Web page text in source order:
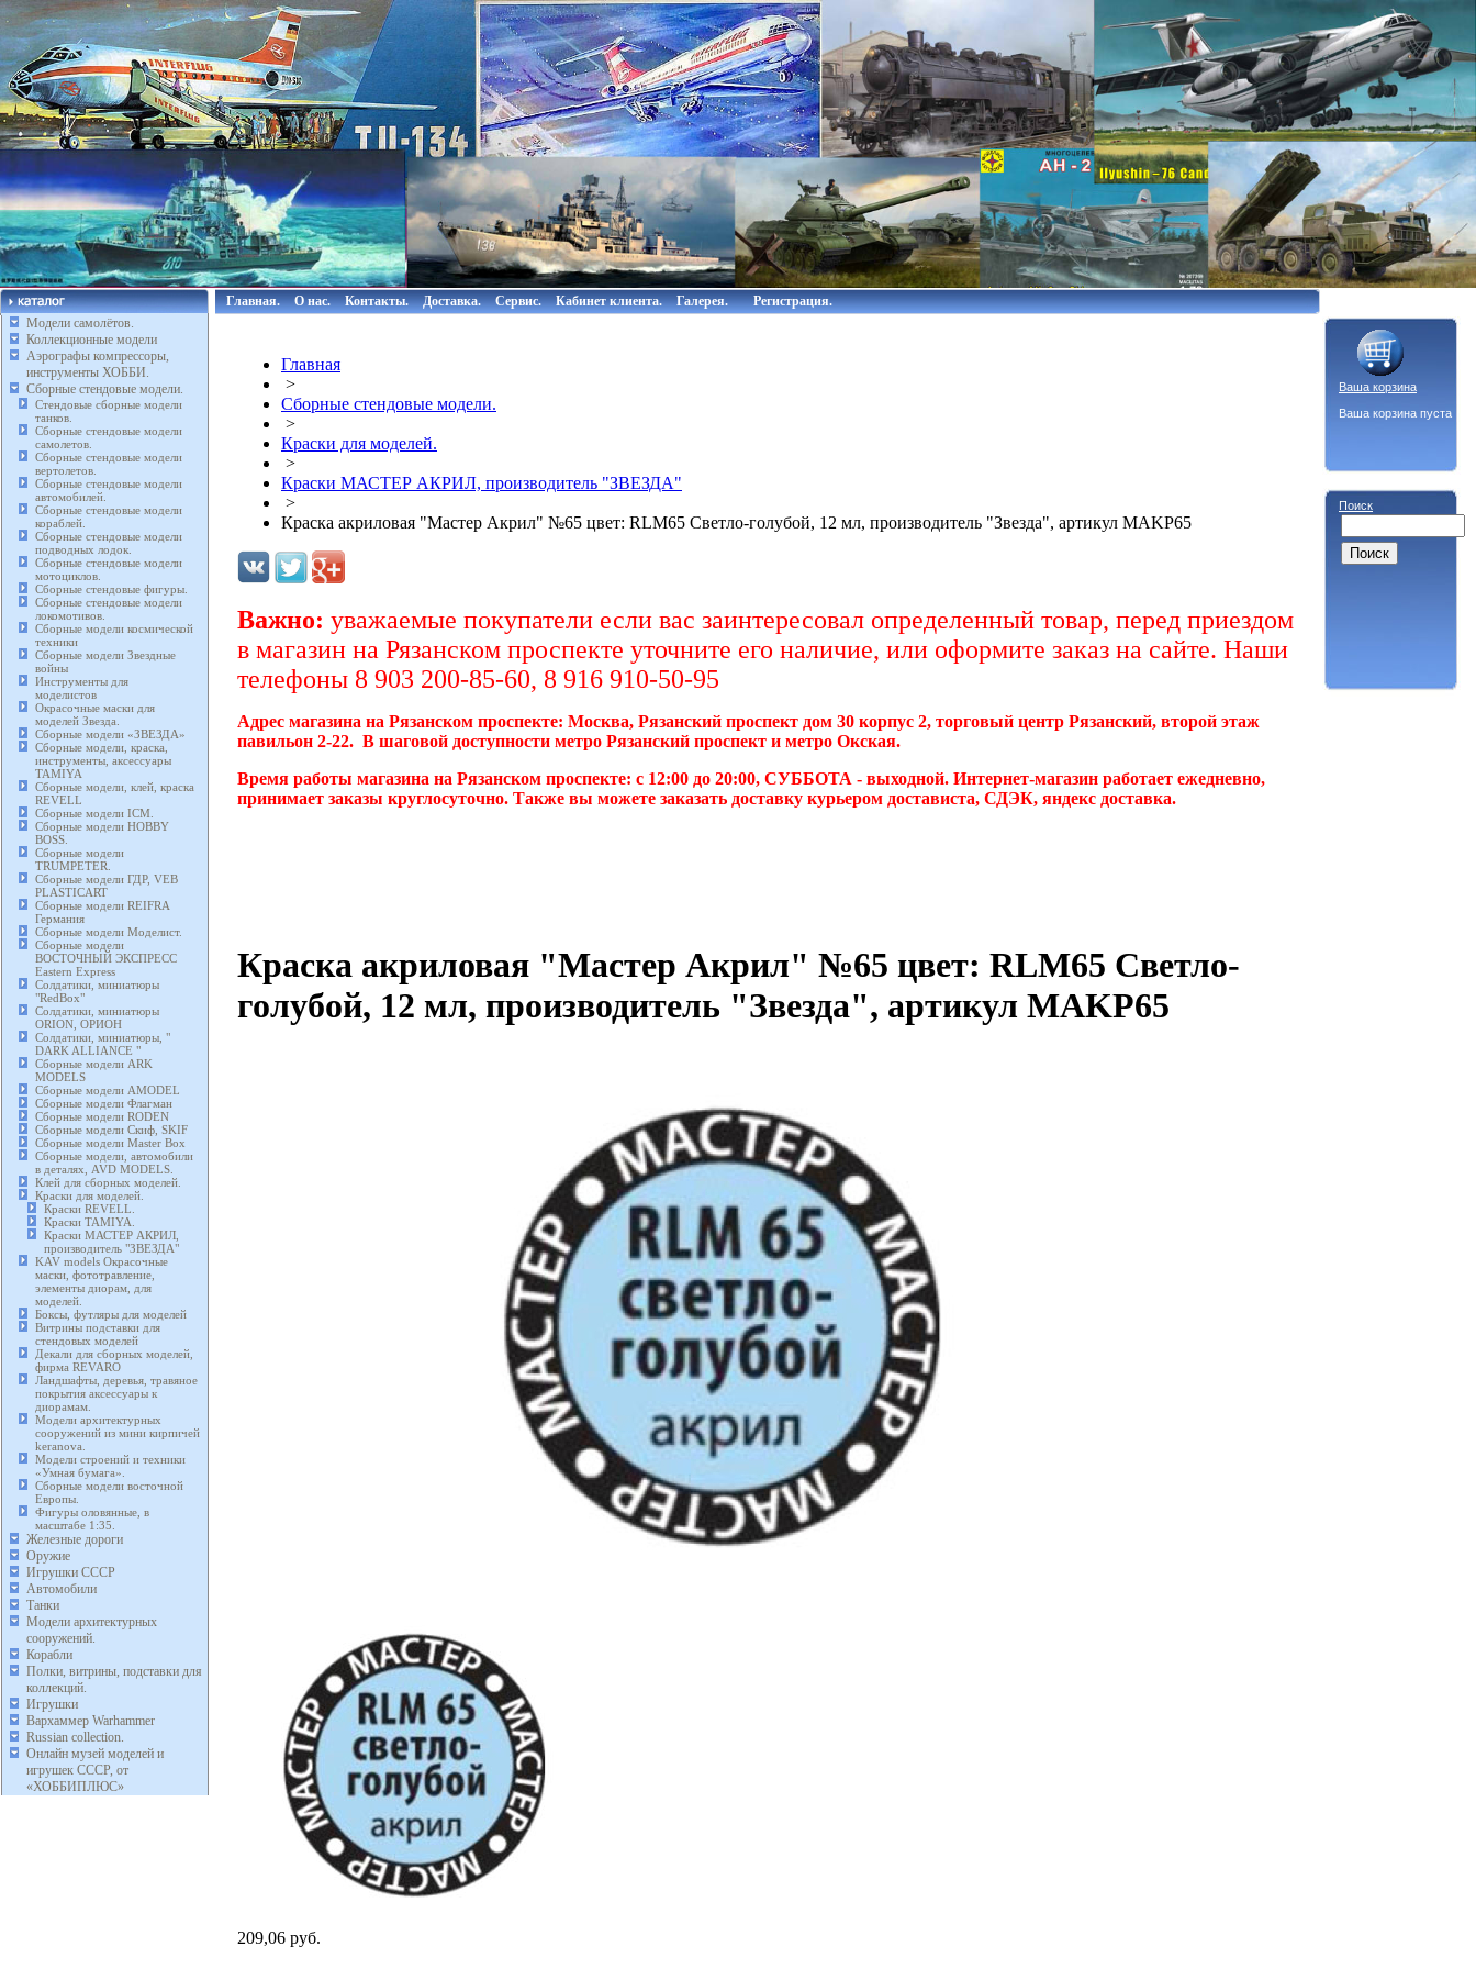
Модели самолётов.
Коллекционные модели
Аэрографы компрессоры,
инструменты ХОББИ.
Сборные стендовые модели.
Стендовые сборные модели
танков.
Сборные стендовые модели
самолетов.
Сборные стендовые модели
вертолетов.
Сборные стендовые модели
автомобилей.
Сборные стендовые модели
кораблей.
Сборные стендовые модели
подводных лодок.
Сборные стендовые модели
мотоциклов.
Сборные стендовые фигуры.
Сборные стендовые модели
локомотивов.
Сборные модели космической
техники
Сборные модели Звездные
войны
Инструменты для
моделистов
Окрасочные маски для
моделей Звезда.
Сборные модели «ЗВЕЗДА»
Сборные модели, краска,
инструменты, аксессуары
TAMIYA
Сборные модели, клей, краска
REVELL
Сборные модели ICM.
Сборные модели HOBBY
BOSS.
Сборные модели
TRUMPETER.
Сборные модели ГДР, VEB
PLASTICART
Сборные модели REIFRA
Германия
Сборные модели Моделист.
Сборные модели
ВОСТОЧНЫЙ ЭКСПРЕСС
Eastern Express
Солдатики, миниатюры
"RedBox"
Солдатики, миниатюры
ORION, ОРИОН
Солдатики, миниатюры, "
DARK ALLIANCE "
Сборные модели ARK
MODELS
Сборные модели AMODEL
Сборные модели Флагман
Сборные модели RODEN
Сборные модели Скиф, SKIF
Сборные модели Master Box
Сборные модели, автомобили
в деталях, AVD MODELS.
Клей для сборных моделей.
Краски для моделей.
Краски REVELL.
Краски TAMIYA.
Краски МАСТЕР АКРИЛ,
производитель "ЗВЕЗДА"
KAV models Окрасочные
маски, фототравление,
элементы диорам, для
моделей.
Боксы, футляры для моделей
Витрины подставки для
стендовых моделей
Декали для сборных моделей,
фирма REVARO
Ландшафты, деревья, травяное
покрытия аксессуары к
диорамам.
Модели архитектурных
сооружений из мини кирпичей
keranova.
Модели строений и техники
«Умная бумага».
Сборные модели восточной
Европы.
Фигуры оловянные, в
масштабе 1:35.
Железные дороги
Оружие
Игрушки СССР
Автомобили
Танки
Модели архитектурных
сооружений.
Корабли
Полки, витрины, подставки для
коллекций.
Игрушки
Вархаммер Warhammer
Russian collection.
Онлайн музей моделей и
игрушек СССР, от
«ХОББИПЛЮС»
Главная. О нас. Контакты. Доставка. Сервис. Кабинет клиента. Галерея. Регистрация.
Главная
>
Сборные стендовые модели.
>
Краски для моделей.
>
Краски МАСТЕР АКРИЛ, производитель "ЗВЕЗДА"
>
Краска акриловая "Мастер Акрил" №65 цвет: RLM65 Светло-голубой, 12 мл, производитель "Звезда", артикул MAKP65
Важно: уважаемые покупатели если вас заинтересовал определенный товар, перед приездом
в магазин на Рязанском проспекте уточните его наличие, или оформите заказ на сайте. Наши
телефоны 8 903 200-85-60, 8 916 910-50-95
Адрес магазина на Рязанском проспекте: Москва, Рязанский проспект дом 30 корпус 2, торговый центр Рязанский, второй этаж
павильон 2-22. В шаговой доступности метро Рязанский проспект и метро Окская.
Время работы магазина на Рязанском проспекте: с 12:00 до 20:00, СУББОТА - выходной. Интернет-магазин работает ежедневно,
принимает заказы круглосуточно. Также вы можете заказать доставку курьером достависта, СДЭК, яндекс доставка.
Краска акриловая "Мастер Акрил" №65 цвет: RLM65 Светло-
голубой, 12 мл, производитель "Звезда", артикул MAKP65
209,06 руб.
Ваша корзина
Ваша корзина пуста
Поиск